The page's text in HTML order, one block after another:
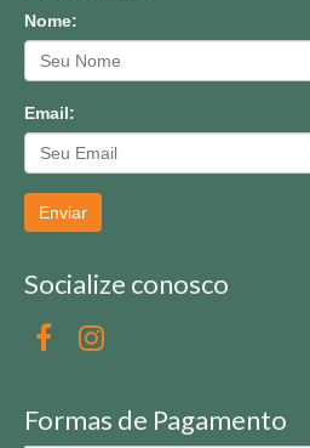
Nome:
Email:
Enviar
Socialize conosco
Formas de Pagamento